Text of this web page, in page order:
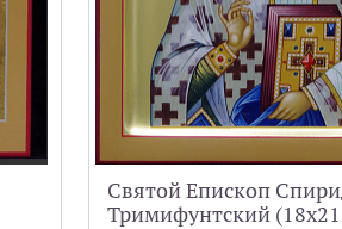
Святой Епископ
Тримифунтский